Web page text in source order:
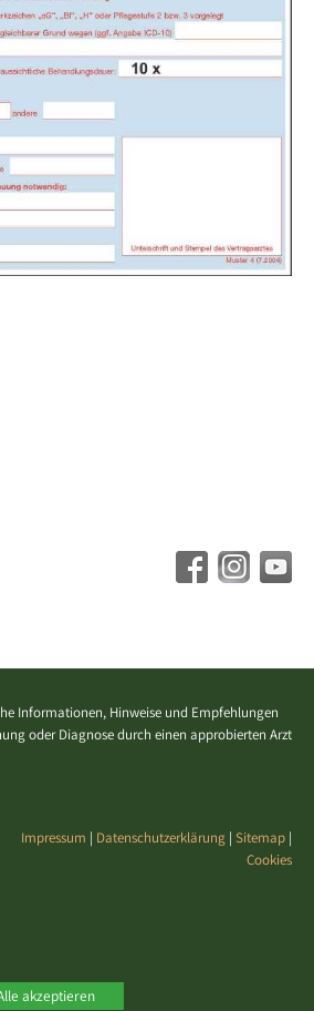
akzeptieren
Informationen, Hinweise und Empfehlungen
oder Diagnose durch einen approbierten Arzt
Impressum | Datenschutzerklärung | Sitemap |
Cookies